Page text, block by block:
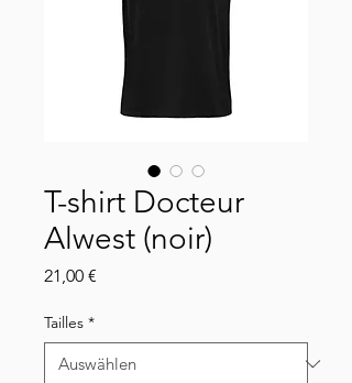
T-shirt Docteur
Alwest (noir)
21,00 €
Tailles *